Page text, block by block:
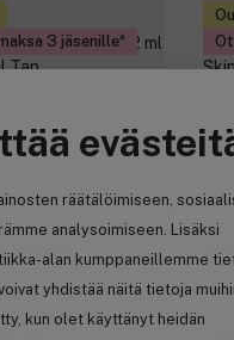
räätälöimiseen,
analysoimiseen. Lisäksi
alan kumppaneillemme
yhdistää näitä tietoja
kun olet käyttänyt heidän
3 jäsenille